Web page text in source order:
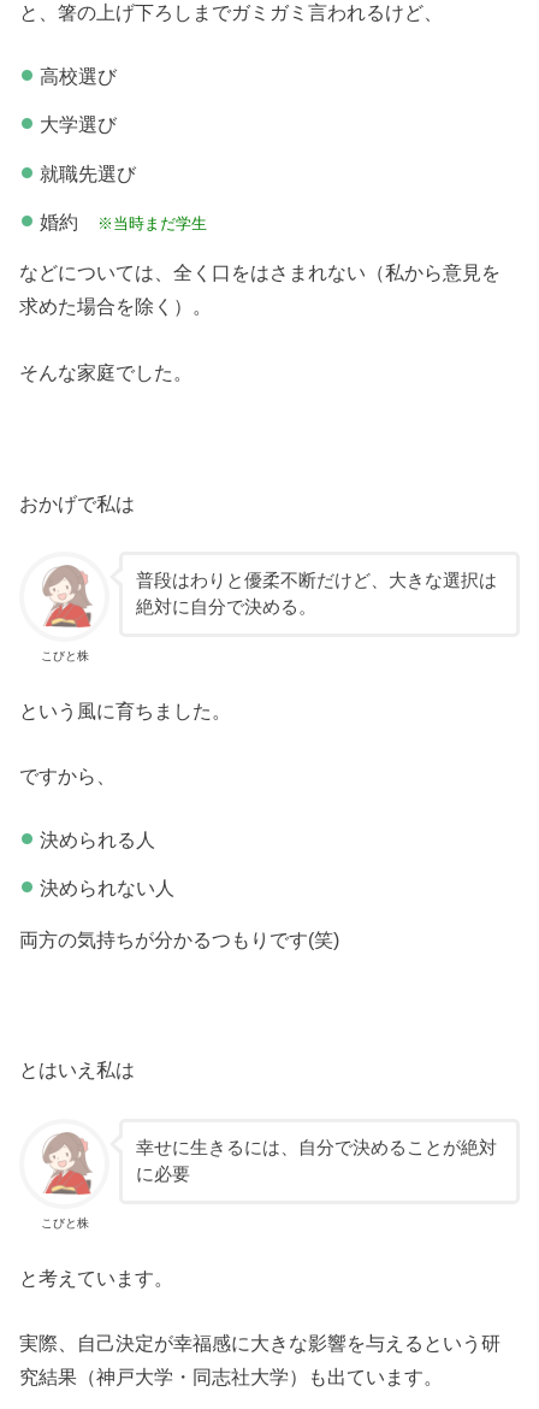
と、箸の上げ下ろしまでガミガミ言われるけど、
高校選び
大学選び
就職先選び
婚約 ※当時まだ学生
などについては、全く口をはさまれない（私から意見を
求めた場合を除く）。
そんな家庭でした。
おかげで私は
こびと株
普段はわりと優柔不断だけど、大きな選択は
絶対に自分で決める。
という風に育ちました。
ですから、
決められる人
決められない人
両方の気持ちが分かるつもりです(笑)
とはいえ私は
こびと株
幸せに生きるには、自分で決めることが絶対
に必要
と考えています。
実際、自己決定が幸福感に大きな影響を与えるという研
究結果（神戸大学・同志社大学）も出ています。